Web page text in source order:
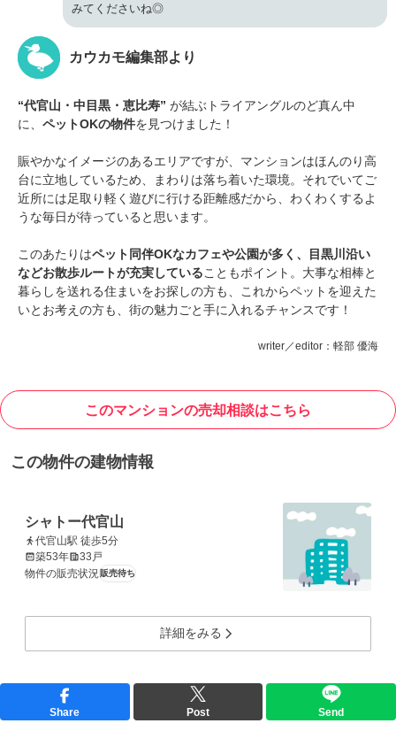
みてくださいね◎
カウカモ編集部より
“代官山・中目黒・恵比寿” が結ぶトライアングルのど真ん中
に、 ペットOKの物件を見つけました！
賑やかなイメージのあるエリアですが、マンションはほんのり高
台に立地しているため、まわりは落ち着いた環境。それでいてご
近所には足取り軽く遊びに行ける距離感だから、わくわくするよ
うな毎日が待っていると思います。
このあたりはペット同伴OKなカフェや公園が多く、目黒川沿い
などお散歩ルートが充実していることもポイント。大事な相棒と
暮らしを送れる住まいをお探しの方も、これからペットを迎えた
いとお考えの方も、街の魅力ごと手に入れるチャンスです！
writer／editor：軽部 優海
このマンションの売却相談はこちら
この物件の建物情報
シャトー代官山
代官山駅 徒歩5分
築53年
33戸
物件の販売状況 販売待ち
詳細をみる
Share Post Send